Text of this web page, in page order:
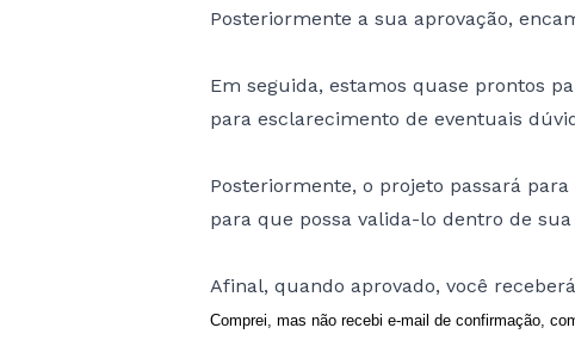
Posteriormente a sua aprovação,
Em seguida, estamos quase prontos
para esclarecimento de eventuais
Posteriormente, o projeto passará
para que possa valida-lo dentro de
Afinal, quando aprovado, você
Comprei, mas não recebi e-mail de confirmação,